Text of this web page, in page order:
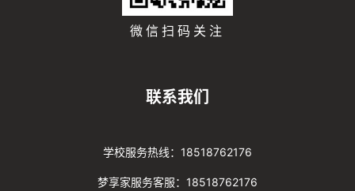
微信扫码关注
联系我们
学校服务热线：18518762176
梦享家服务客服：18518762176